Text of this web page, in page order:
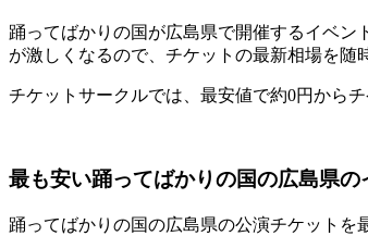
踊ってばかりの国が広島県で開催するイベ
が激しくなるので、チケットの最新相場を随
チケットサークルでは、最安値で約0円からチ
最も安い踊ってばかりの国の広島県
踊ってばかりの国の広島県の公演チケット